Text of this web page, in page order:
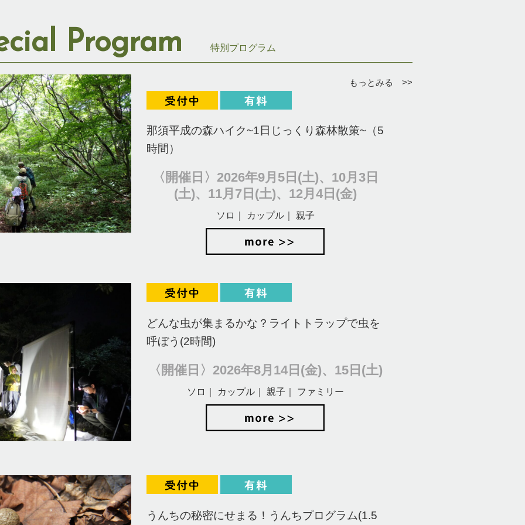
Program 特別プログラム
もっとみる >>
那須平成の森ハイク~1日じっくり森林散策~（5
時間）
〈開催日〉2026年9月5日(土)、10月3日
(土)、11月7日(土)、12月4日(金)
ソロ｜ カップル｜ 親子
どんな虫が集まるかな？ライトトラップで虫を
呼ぼう(2時間)
〈開催日〉2026年8月14日(金)、15日(土)
ソロ｜ カップル｜ 親子｜ ファミリー
うんちの秘密にせまる！うんちプログラム(1.5